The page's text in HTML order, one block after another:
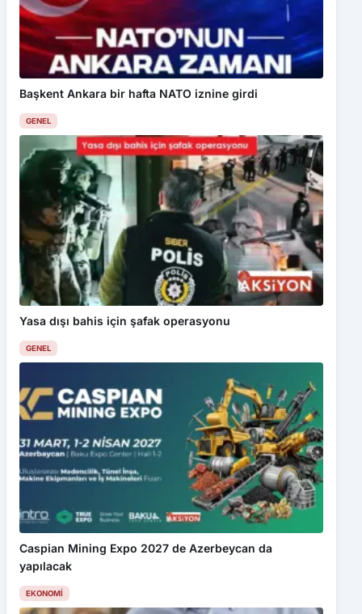
Başkent Ankara bir hafta NATO iznine girdi
GENEL
Yasa dışı bahis için şafak operasyonu
GENEL
Caspian Mining Expo 2027 de Azerbeycan da
yapılacak
EKONOMI